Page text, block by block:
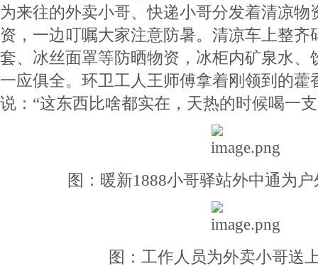
为来往的外卖小哥、快递小哥分发着清凉物
资，一边叮嘱大家注意防暑。清凉车上整齐
套、冰丝面罩等防晒物资，冰柜内矿泉水、
一应俱全。环卫工人王师傅拿着刚领到的藿
说：“这东西比啥都实在，天热的时候喝一
图：暖新1888小哥驿站外中通为
图：工作人员为外卖小哥送